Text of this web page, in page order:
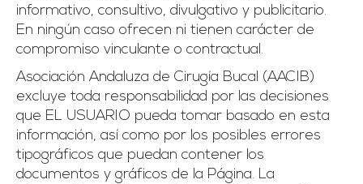
informativo, consultivo, divulgativo y publicitario.
En ningún caso ofrecen ni tienen carácter de
compromiso vinculante o contractual.
Asociación Andaluza de Cirugía Bucal (AACIB)
excluye toda responsabilidad por las decisiones
que EL USUARIO pueda tomar basado en esta
información, así como por los posibles errores
tipográficos que puedan contener los
documentos y gráficos de la Página. La